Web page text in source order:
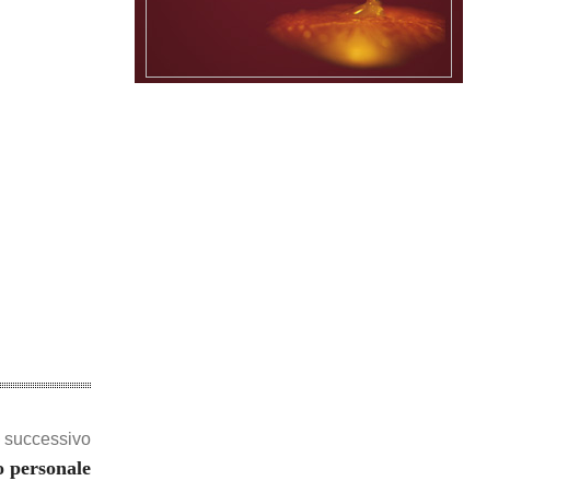
successivo
personale